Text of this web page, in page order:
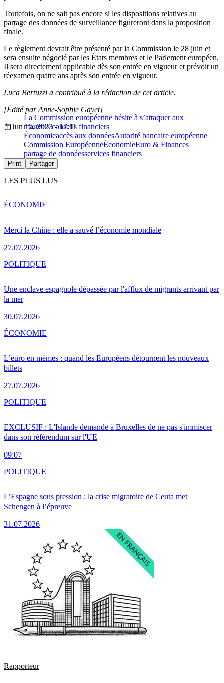
Toutefois, on ne sait pas encore si les dispositions relatives au
partage des données de surveillance figureront dans la proposition
finale.
Le règlement devrait être présenté par la Commission le 28 juin et
sera ensuite négocié par les États membres et le Parlement européen.
Il sera directement applicable dès son entrée en vigueur et prévoit un
réexamen quatre ans après son entrée en vigueur.
Luca Bertuzzi a contribué à la rédaction de cet article.
La Commission européenne hésite à s’attaquer aux
mauvais conseils financiers
[Édité par Anne-Sophie Gayet]
Jun 15, 2023 - 17:11
Économieaccès aux donnéesAutorité bancaire européenne
Commission EuropéenneÉconomieEuro & Finances
partage de donnéesservices financiers
Print Partager
LES PLUS LUS
Merci la Chine : elle a sauvé l’économie mondiale
27.07.2026
ÉCONOMIE
Une enclave espagnole dépassée par l'afflux de migrants arrivant par
la mer
30.07.2026
POLITIQUE
L’euro en mèmes : quand les Européens détournent les nouveaux
billets
27.07.2026
ÉCONOMIE
EXCLUSIF : L'Islande demande à Bruxelles de ne pas s'immiscer
dans son référendum sur l'UE
09:07
POLITIQUE
L’Espagne sous pression : la crise migratoire de Ceuta met
Schengen à l’épreuve
31.07.2026
POLITIQUE
Rapporteur